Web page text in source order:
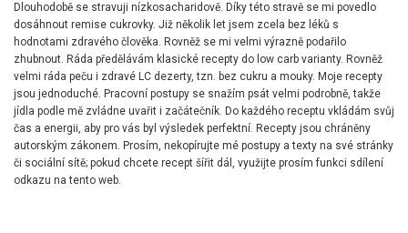
Dlouhodobě se stravuji nízkosacharidově. Díky této stravě se mi povedlo
dosáhnout remise cukrovky. Již několik let jsem zcela bez léků s
hodnotami zdravého člověka. Rovněž se mi velmi výrazně podařilo
zhubnout. Ráda předělávám klasické recepty do low carb varianty. Rovněž
velmi ráda peču i zdravé LC dezerty, tzn. bez cukru a mouky. Moje recepty
jsou jednoduché. Pracovní postupy se snažím psát velmi podrobně, takže
jídla podle mě zvládne uvařit i začátečník. Do každého receptu vkládám svůj
čas a energii, aby pro vás byl výsledek perfektní. Recepty jsou chráněny
autorským zákonem. Prosím, nekopírujte mé postupy a texty na své stránky
či sociální sítě; pokud chcete recept šířit dál, využijte prosím funkci sdílení
odkazu na tento web.